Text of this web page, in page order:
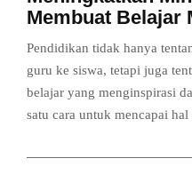
Membuat Belajar
Pendidikan tidak hanya
guru ke siswa, tetapi juga
belajar yang menginspirasi
satu cara untuk mencapai